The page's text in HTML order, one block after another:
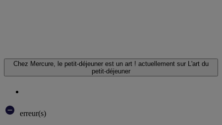
Chez Mercure, le petit-déjeuner est un art ! actuellement sur L'art du
petit-déjeuner
erreur(s)